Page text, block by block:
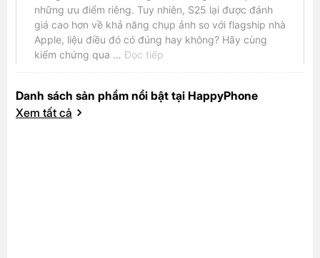
Danh sách sản phẩm nổi bật tại HappyPhone
Xem tất cả